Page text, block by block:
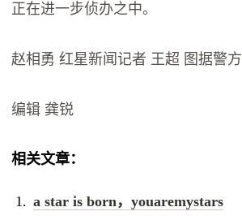
正在进一步侦办之中。
赵相勇 红星新闻记者 王超 图据警方
编辑 龚锐
相关文章：
a star is born，youaremystars